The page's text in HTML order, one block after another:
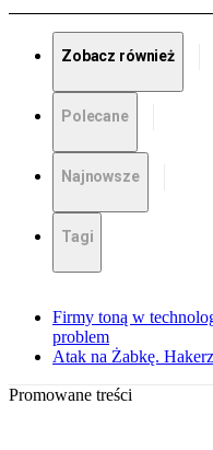
Zobacz również
Polecane
Najnowsze
Tagi
Firmy toną w
problem
Atak na Żabkę.
Promowane treści